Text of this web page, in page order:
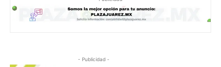
- Publicidad -